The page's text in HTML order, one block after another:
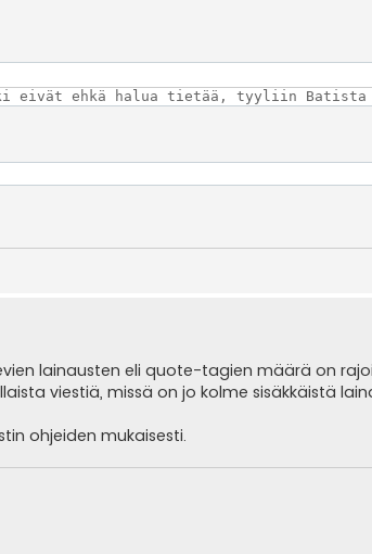
eivät ehkä halua tietää, tyyliin Batista
lainausten eli quote-tagien määrä on
viestiä, missä on jo kolme sisäkkäistä
ohjeiden mukaisesti.